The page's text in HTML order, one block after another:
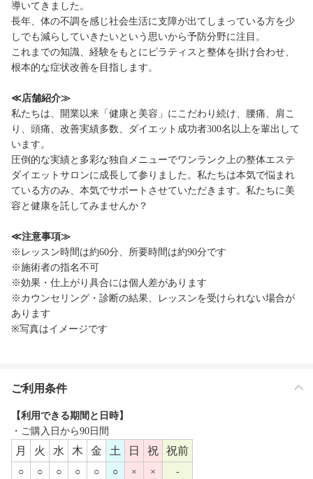
導いてきました。
長年、体の不調を感じ社会生活に支障が出てしまっている方を少
しでも減らしていきたいという思いから予防分野に注目。
これまでの知識、経験をもとにピラティスと整体を掛け合わせ、
根本的な症状改善を目指します。
≪店舗紹介≫
私たちは、開業以来「健康と美容」にこだわり続け、腰痛、肩こ
り、頭痛、改善実績多数、ダイエット成功者300名以上を輩出して
います。
圧倒的な実績と多彩な独自メニューでワンランク上の整体エステ
ダイエットサロンに成長して参りました。私たちは本気で悩まれ
ている方のみ、本気でサポートさせていただきます。私たちに美
容と健康を託してみませんか？
≪注意事項≫
※レッスン時間は約60分、所要時間は約90分です
※施術者の指名不可
※効果・仕上がり具合には個人差があります
※カウンセリング・診断の結果、レッスンを受けられない場合が
あります
※写真はイメージです
ご利用条件
【利用できる期間と日時】
・ご購入日から90日間
月 火 水 木 金 土 日 祝 祝前
○ ○ ○ ○ ○ ○ × ×
-